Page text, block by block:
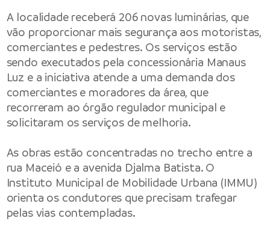
A localidade receberá 206 novas luminárias, que
vão proporcionar mais segurança aos motoristas,
comerciantes e pedestres. Os serviços estão
sendo executados pela concessionária Manaus
Luz e a iniciativa atende a uma demanda dos
comerciantes e moradores da área, que
recorreram ao órgão regulador municipal e
solicitaram os serviços de melhoria.
As obras estão concentradas no trecho entre a
rua Maceió e a avenida Djalma Batista. O
Instituto Municipal de Mobilidade Urbana (IMMU)
orienta os condutores que precisam trafegar
pelas vias contempladas.